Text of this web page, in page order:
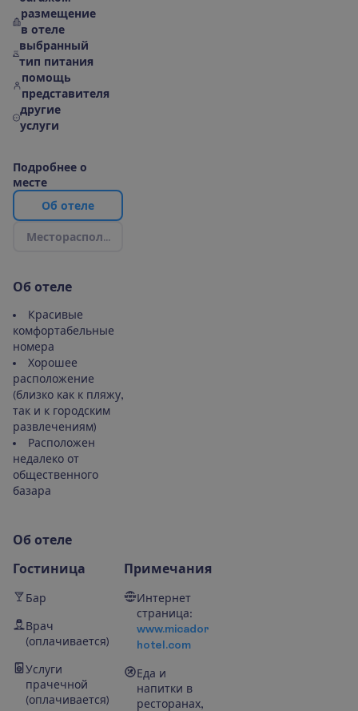
размещение
в отеле
выбранный
тип питания
помощь
представителя
другие
услуги
Подробнее о
месте
Об отеле
Месторасполож
Об отеле
Красивые
комфортабельные
номера
Хорошее
расположение
(близко как к пляжу,
так и к городским
развлечениям)
Расположен
недалеко от
общественного
базара
Об отеле
Гостиница
Бар
Врач
(оплачивается)
Услуги
прачечной
(оплачивается)
Примечания
Интернет
страница:
www.micador
hotel.com
Еда и
напитки в
ресторанах,